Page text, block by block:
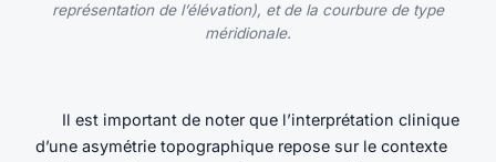
représentation de l’élévation), et de la courbure de type
méridionale.
Il est important de noter que l’interprétation clinique
d’une asymétrie topographique repose sur le contexte